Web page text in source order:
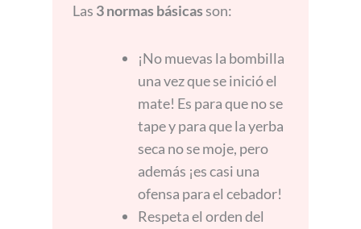
Las 3 normas básicasson:
¡No muevas la bombilla
una vez que se inició el
mate! Es para que no se
tape y para que la yerba
seca no se moje, pero
además ¡es casi una
ofensa para el cebador!
Respeta el orden del